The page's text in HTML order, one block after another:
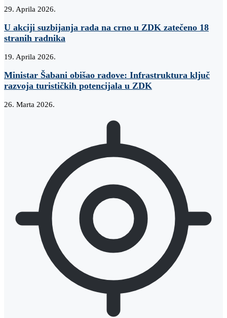
29. Aprila 2026.
U akciji suzbijanja rada na crno u ZDK zatečeno 18
stranih radnika
19. Aprila 2026.
Ministar Šabani obišao radove: Infrastruktura ključ
razvoja turističkih potencijala u ZDK
26. Marta 2026.